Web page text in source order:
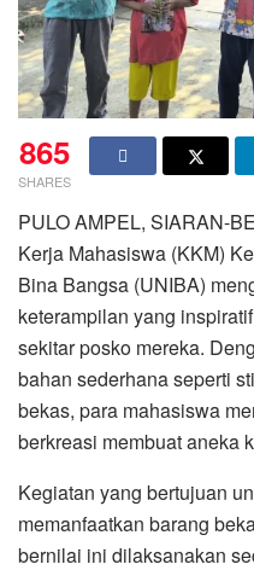
865
SHARES
PULO AMPEL, SIARAN-
Kerja Mahasiswa (KKM)
Bina Bangsa (UNIBA)
keterampilan yang
sekitar posko mereka.
bahan sederhana seperti
bekas, para mahasiswa
berkreasi membuat aneka
​Kegiatan yang bertujuan
memanfaatkan barang
bernilai ini dilaksanakan